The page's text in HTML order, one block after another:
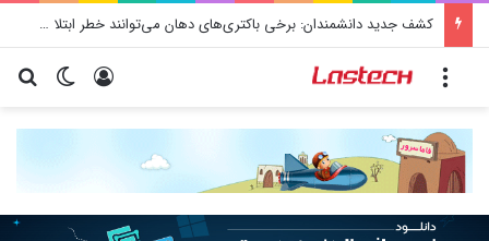
کشف جدید دانشمندان: برخی باکتری‌های دهان می‌توانند خطر ابتلا به آلزایمر را افزایش دهند
تغییر ورود